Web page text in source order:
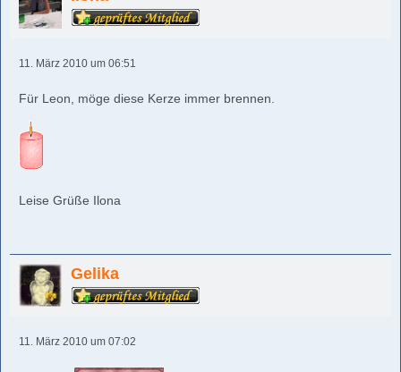
11. März 2010 um 06:51
Für Leon, möge diese Kerze immer brennen.
Leise Grüße Ilona
Gelika
11. März 2010 um 07:02